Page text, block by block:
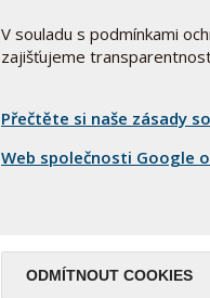
V souladu s podmínkami
zajišťujeme
Přečtěte si naše zásady
Web společnosti Google
ODMÍTNOUT COOKIES